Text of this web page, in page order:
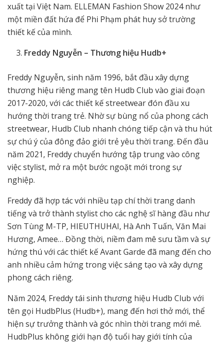
xuất tại Việt Nam. ELLEMAN Fashion Show 2024 như
một miền đất hứa để Phi Phạm phát huy sở trường
thiết kế của mình.
Freddy Nguyễn – Thương hiệu Hudb+
Freddy Nguyễn, sinh năm 1996, bắt đầu xây dựng
thương hiệu riêng mang tên Hudb Club vào giai đoạn
2017-2020, với các thiết kế streetwear đón đầu xu
hướng thời trang trẻ. Nhờ sự bùng nổ của phong cách
streetwear, Hudb Club nhanh chóng tiếp cận và thu hút
sự chú ý của đông đảo giới trẻ yêu thời trang. Đến đầu
năm 2021, Freddy chuyển hướng tập trung vào công
việc stylist, mở ra một bước ngoặt mới trong sự
nghiệp.
Freddy đã hợp tác với nhiều tạp chí thời trang danh
tiếng và trở thành stylist cho các nghệ sĩ hàng đầu như
Sơn Tùng M-TP, HIEUTHUHAI, Hà Anh Tuấn, Văn Mai
Hương, Amee… Đồng thời, niềm đam mê sưu tầm và sự
hứng thú với các thiết kế Avant Garde đã mang đến cho
anh nhiều cảm hứng trong việc sáng tạo và xây dựng
phong cách riêng.
Năm 2024, Freddy tái sinh thương hiệu Hudb Club với
tên gọi HudbPlus (Hudb+), mang đến hơi thở mới, thể
hiện sự trưởng thành và góc nhìn thời trang mới mẻ.
HudbPlus không giới hạn độ tuổi hay giới tính của